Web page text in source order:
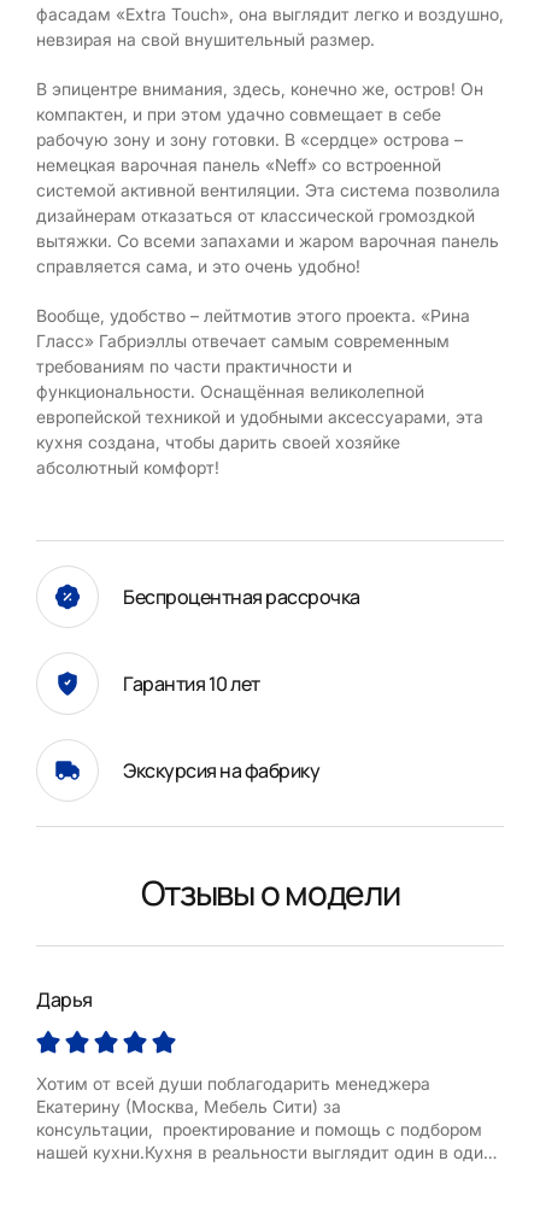
фасадам «Extra Touch», она выглядит легко и воздушно,
невзирая на свой внушительный размер.
В эпицентре внимания, здесь, конечно же, остров! Он
компактен, и при этом удачно совмещает в себе
рабочую зону и зону готовки. В «сердце» острова –
немецкая варочная панель «Neff» со встроенной
системой активной вентиляции. Эта система позволила
дизайнерам отказаться от классической громоздкой
вытяжки. Со всеми запахами и жаром варочная панель
справляется сама, и это очень удобно!
Вообще, удобство – лейтмотив этого проекта. «Рина
Гласс» Габриэллы отвечает самым современным
требованиям по части практичности и
функциональности. Оснащённая великолепной
европейской техникой и удобными аксессуарами, эта
кухня создана, чтобы дарить своей хозяйке
абсолютный комфорт!
Беспроцентная рассрочка
Гарантия 10 лет
Экскурсия на фабрику
Отзывы о модели
Дарья
Хотим от всей души поблагодарить менеджера
Екатерину (Москва, Мебель Сити) за
консультации, проектирование и помощь с подбором
нашей кухни.Кухня в реальности выглядит один в один